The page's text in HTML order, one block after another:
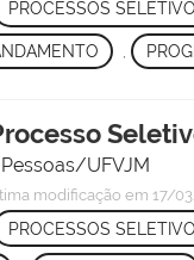
PROCESSOS
,
UFVJM
modificação em 17/
PROCESSOS